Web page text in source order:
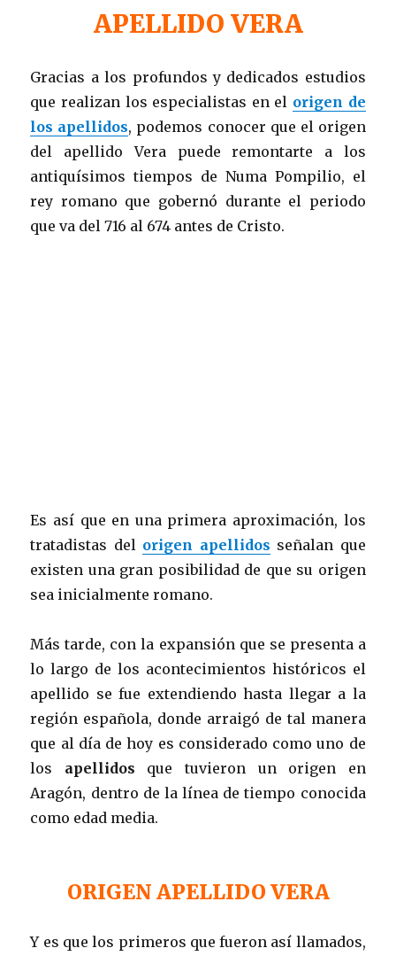
APELLIDO VERA
Gracias a los profundos y dedicados estudios
que realizan los especialistas en el origen de
los apellidos, podemos conocer que el origen
del apellido Vera puede remontarte a los
antiquísimos tiempos de Numa Pompilio, el
rey romano que gobernó durante el periodo
que va del 716 al 674 antes de Cristo.
Es así que en una primera aproximación, los
tratadistas del origen apellidos señalan que
existen una gran posibilidad de que su origen
sea inicialmente romano.
Más tarde, con la expansión que se presenta a
lo largo de los acontecimientos históricos el
apellido se fue extendiendo hasta llegar a la
región española, donde arraigó de tal manera
que al día de hoy es considerado como uno de
los apellidos que tuvieron un origen en
Aragón, dentro de la línea de tiempo conocida
como edad media.
ORIGEN APELLIDO VERA
Y es que los primeros que fueron así llamados,